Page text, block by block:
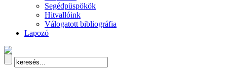
Segédpüspökök
Hitvallóink
Válogatott bibliográfia
Lapozó